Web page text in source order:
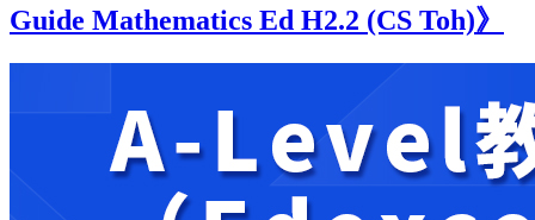
Guide Mathematics Ed H2.2 (CS Toh)》